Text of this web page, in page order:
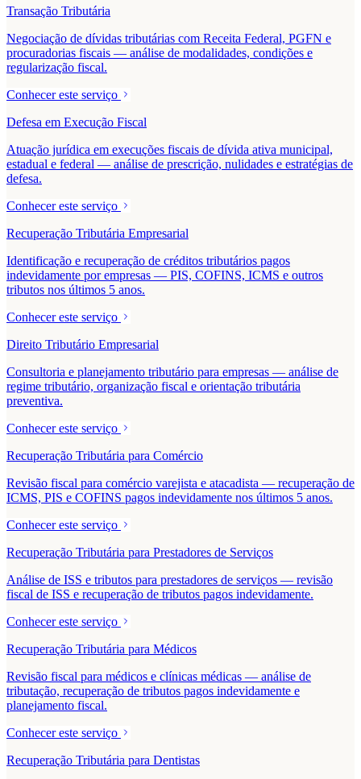
Transação Tributária
Negociação de dívidas tributárias com Receita Federal, PGFN e
procuradorias fiscais — análise de modalidades, condições e
regularização fiscal.
Conhecer este serviço
Defesa em Execução Fiscal
Atuação jurídica em execuções fiscais de dívida ativa municipal,
estadual e federal — análise de prescrição, nulidades e estratégias de
defesa.
Conhecer este serviço
Recuperação Tributária Empresarial
Identificação e recuperação de créditos tributários pagos
indevidamente por empresas — PIS, COFINS, ICMS e outros
tributos nos últimos 5 anos.
Conhecer este serviço
Direito Tributário Empresarial
Consultoria e planejamento tributário para empresas — análise de
regime tributário, organização fiscal e orientação tributária
preventiva.
Conhecer este serviço
Recuperação Tributária para Comércio
Revisão fiscal para comércio varejista e atacadista — recuperação de
ICMS, PIS e COFINS pagos indevidamente nos últimos 5 anos.
Conhecer este serviço
Recuperação Tributária para Prestadores de Serviços
Análise de ISS e tributos para prestadores de serviços — revisão
fiscal de ISS e recuperação de tributos pagos indevidamente.
Conhecer este serviço
Recuperação Tributária para Médicos
Revisão fiscal para médicos e clínicas médicas — análise de
tributação, recuperação de tributos pagos indevidamente e
planejamento fiscal.
Conhecer este serviço
Recuperação Tributária para Dentistas